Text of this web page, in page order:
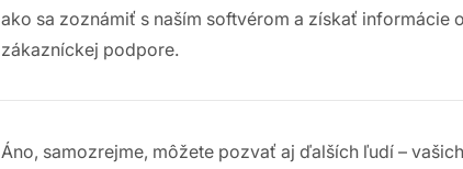
ako sa zoznámiť s naším softvérom a získať informácie
zákazníckej podpore.
Áno, samozrejme, môžete pozvať aj ďalších ľudí –